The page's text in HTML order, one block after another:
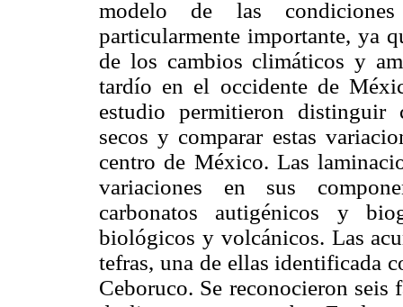
modelo de las condiciones
particularmente importante, ya
de los cambios climáticos y
tardío en el occidente de
estudio permitieron distinguir
secos y comparar estas
centro de México. Las
variaciones en sus
carbonatos autigénicos y
biológicos y volcánicos. Las
tefras, una de ellas identificada
Ceboruco. Se reconocieron seis